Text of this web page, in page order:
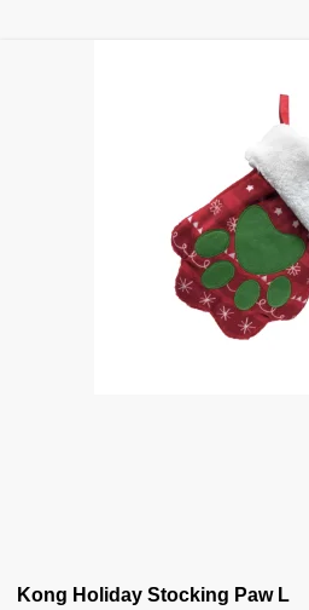
Kong Holiday Stocking Paw L